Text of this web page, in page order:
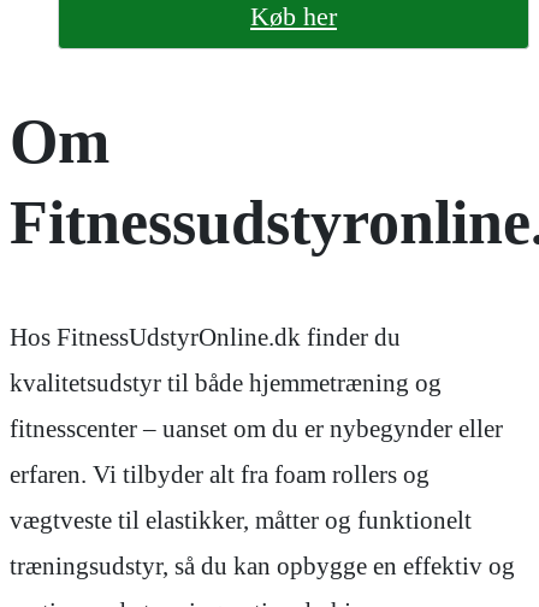
Køb her
Om
Hos FitnessUdstyrOnline.dk finder du
kvalitetsudstyr til både hjemmetræning og
fitnesscenter – uanset om du er nybegynder eller
erfaren. Vi tilbyder alt fra foam rollers og
vægtveste til elastikker, måtter og funktionelt
træningsudstyr, så du kan opbygge en effektiv og